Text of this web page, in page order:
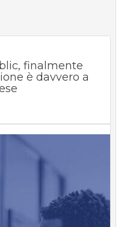
finalmente
è davvero a